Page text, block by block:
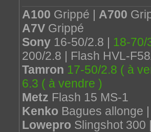
A100 Grippé | A700
A7V Grippé
Sony 16-50/2.8 | 18-70/
200/2.8 | Flash HVL-
Tamron 17-50/2.8 ( à
6.3 ( à vendre )
Metz Flash 15 MS-1
Kenko Bagues allonge
Lowepro Slingshot 300